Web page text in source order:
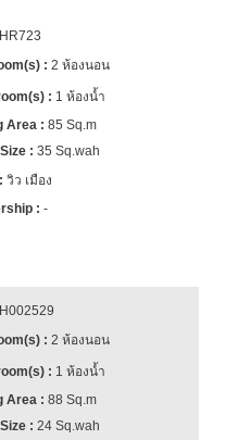
HR723
2 ห้องนอน
1 ห้องน้ำ
85 Sq.m
35 Sq.wah
วิว เมือง
-
H002529
2 ห้องนอน
1 ห้องน้ำ
88 Sq.m
24 Sq.wah